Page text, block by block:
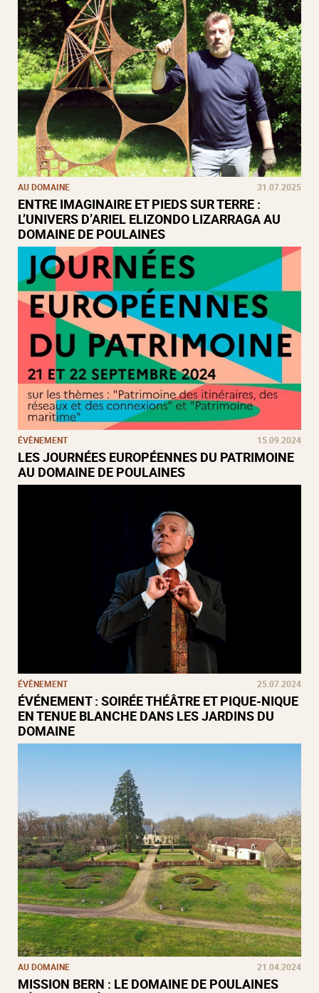
AU DOMAINE 31.07.2025
ENTRE IMAGINAIRE ET PIEDS SUR TERRE :
L’UNIVERS D’ARIEL ELIZONDO LIZARRAGA AU
DOMAINE DE POULAINES
ÉVÈNEMENT 15.09.2024
LES JOURNÉES EUROPÉENNES DU PATRIMOINE
AU DOMAINE DE POULAINES
ÉVÈNEMENT 25.07.2024
ÉVÉNEMENT : SOIRÉE THÉÂTRE ET PIQUE-NIQUE
EN TENUE BLANCHE DANS LES JARDINS DU
DOMAINE
AU DOMAINE 21.04.2024
MISSION BERN : LE DOMAINE DE POULAINES